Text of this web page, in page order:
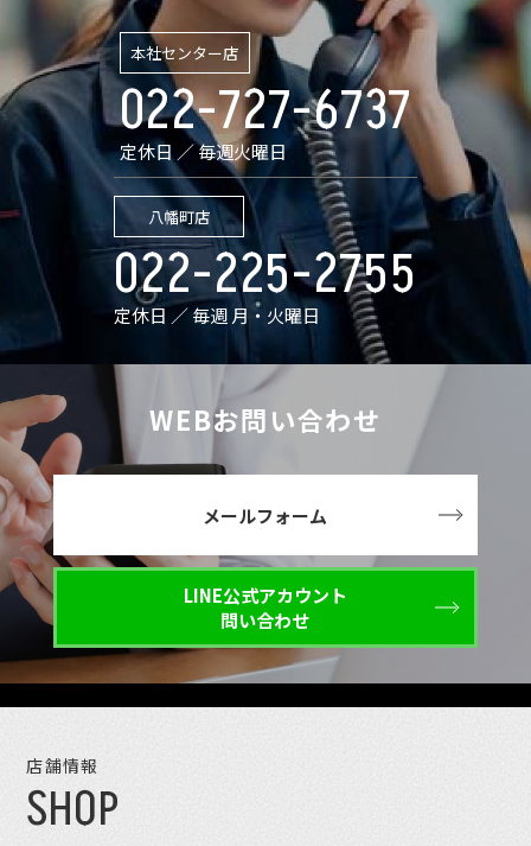
本社センター店
022-727-6737
定休日 ／ 毎週火曜日
八幡町店
022-225-2755
定休日 ／ 毎週 月・火曜日
WEBお問い合わせ
メールフォーム
LINE公式アカウント
問い合わせ
店舗情報
SHOP